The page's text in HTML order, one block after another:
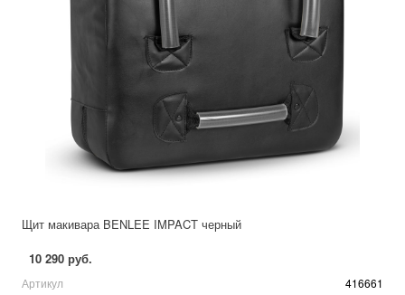
Щит макивара BENLEE IMPACT черный
10 290 руб.
Артикул 416661